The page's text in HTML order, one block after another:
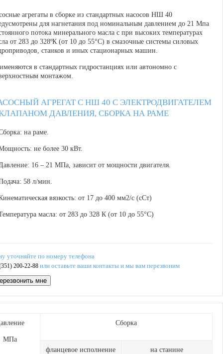
агрегаты в сборке из стандартных насосов НШ 40
для нагнетания под номинальным давлением до 21 Мпа
потока минерального масла с при высоких температурах
от 283 до 328ºК (от 10 до 55°С) в смазочные системы силовых
станков и иных стационарных машин.
в стандартных гидростанциях или автономно с
монтажом.
АГРЕГАТ С НШ 40 С ЭЛЕКТРОДВИГАТЕЛЕМ
ДАВЛЕНИЯ, СБОРКА НА РАМЕ
на раме.
не более 30 кВт.
16 – 21 МПа, зависит от мощности двигателя.
58 л/мин.
вязкость: от 17 до 400 мм2/с (сСт)
масла: от 283 до 328 К (от 10 до 55°С)
уточняйте по номеру телефона
200-22-88 или оставьте ваши контакты и мы вам перезвоним
мне
МПа
Сборка
фланцевое исполнение на станине